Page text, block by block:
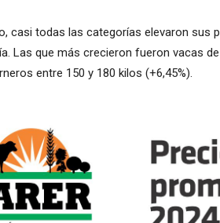
casi todas las categorías elevaron sus
Las que más crecieron fueron vacas
entre 150 y 180 kilos (+6,45%).